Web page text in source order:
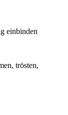
einbinden
trösten,